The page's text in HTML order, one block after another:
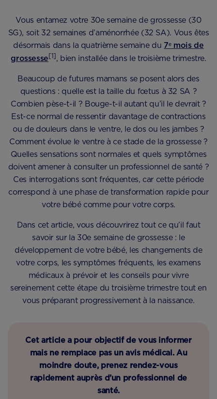
Vous entamez votre 30e semaine de grossesse (30
SG), soit 32 semaines d’aménorrhée (32 SA). Vous êtes
désormais dans la quatrième semaine du 7ᵉ mois de
grossesse[1], bien installée dans le troisième trimestre.
Beaucoup de futures mamans se posent alors des
questions : quelle est la taille du fœtus à 32 SA ?
Combien pèse-t-il ? Bouge-t-il autant qu’il le devrait ?
Est-ce normal de ressentir davantage de contractions
ou de douleurs dans le ventre, le dos ou les jambes ?
Comment évolue le ventre à ce stade de la grossesse ?
Quelles sensations sont normales et quels symptômes
doivent amener à consulter un professionnel de santé ?
Ces interrogations sont fréquentes, car cette période
correspond à une phase de transformation rapide pour
votre bébé comme pour votre corps.
Dans cet article, vous découvrirez tout ce qu’il faut
savoir sur la 30e semaine de grossesse : le
développement de votre bébé, les changements de
votre corps, les symptômes fréquents, les examens
médicaux à prévoir et les conseils pour vivre
sereinement cette étape du troisième trimestre tout en
vous préparant progressivement à la naissance.
Cet article a pour objectif de vous informer
mais ne remplace pas un avis médical. Au
moindre doute, prenez rendez-vous
rapidement auprès d’un professionnel de
santé.